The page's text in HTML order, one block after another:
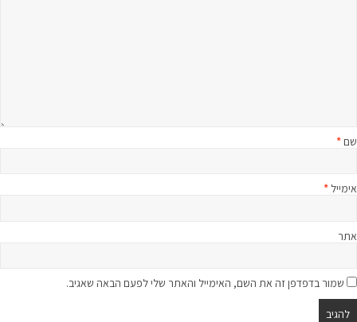
שם*
אימייל *
אתר
שמור בדפדפן זה את השם, האימייל והאתר שלי לפעם הבאה שאגיב.